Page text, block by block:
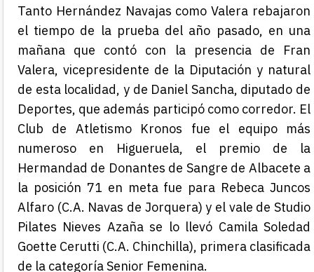
Tanto Hernández Navajas como Valera rebajaron
el tiempo de la prueba del año pasado, en una
mañana que contó con la presencia de Fran
Valera, vicepresidente de la Diputación y natural
de esta localidad, y de Daniel Sancha, diputado de
Deportes, que además participó como corredor. El
Club de Atletismo Kronos fue el equipo más
numeroso en Higueruela, el premio de la
Hermandad de Donantes de Sangre de Albacete a
la posición 71 en meta fue para Rebeca Juncos
Alfaro (C.A. Navas de Jorquera) y el vale de Studio
Pilates Nieves Azaña se lo llevó Camila Soledad
Goette Cerutti (C.A. Chinchilla), primera clasificada
de la categoríaSenior Femenina.